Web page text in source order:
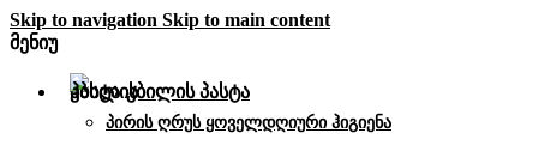
Skip to navigation Skip to main content
მენიუ
კბილის პასტა
პირის ღრუს ყოველდღიური ჰიგიენა